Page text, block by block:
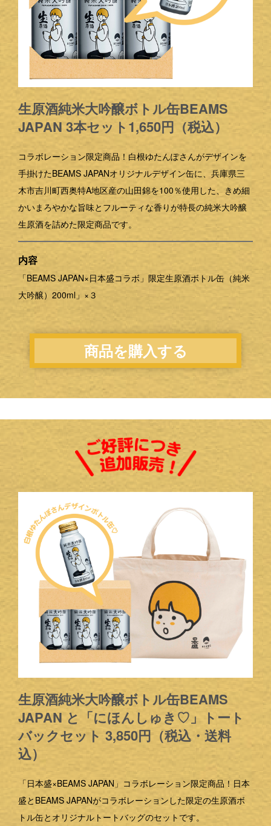
生原酒純米大吟醸ボトル缶BEAMS
JAPAN 3本セット1,650円（税込）
コラボレーション限定商品！白根ゆたんぽさんがデザインを
手掛けたBEAMS JAPANオリジナルデザイン缶に、兵庫県三
木市吉川町西奥特A地区産の山田錦を100％使用した、きめ細
かいまろやかな旨味とフルーティな香りが特長の純米大吟醸
生原酒を詰めた限定商品です。
内容
「BEAMS JAPAN×日本盛コラボ」限定生原酒ボトル缶（純米
大吟醸）200ml」×３
商品を購入する
生原酒純米大吟醸ボトル缶BEAMS
JAPAN と「にほんしゅき♡」トート
バックセット 3,850円（税込・送料
込）
「日本盛×BEAMS JAPAN」コラボレーション限定商品！日本
盛とBEAMS JAPANがコラボレーションした限定の生原酒ボ
トル缶とオリジナルトートバッグのセットです。